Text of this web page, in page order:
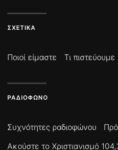
ΣΧΕΤΙΚΆ
Ποιοί είμαστε Τι πιστεύουμε
ΡΑΔΙΌΦΩΝΟ
Συχνότητες ραδιοφώνου
Ακούστε το Χριστιανισμό